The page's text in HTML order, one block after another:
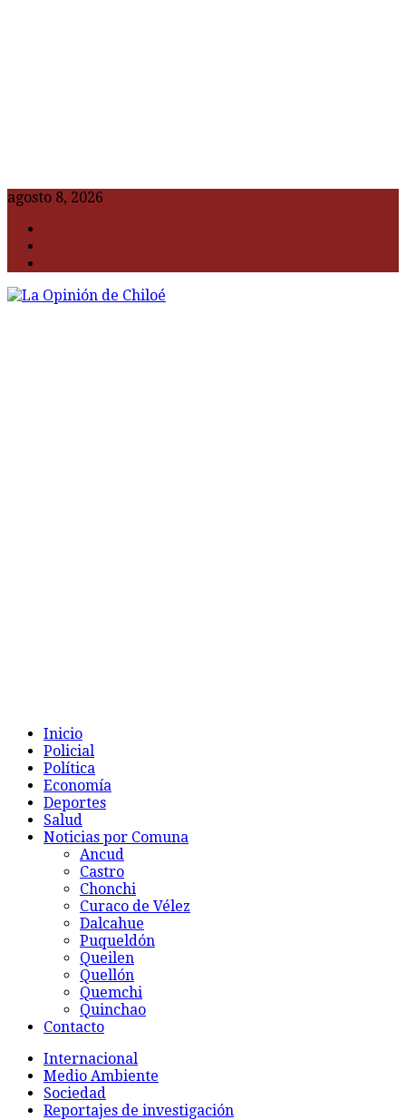
agosto 8, 2026
Inicio
Policial
Política
Economía
Deportes
Salud
Noticias por Comuna
Ancud
Castro
Chonchi
Curaco de Vélez
Dalcahue
Puqueldón
Queilen
Quellón
Quemchi
Quinchao
Contacto
Internacional
Medio Ambiente
Sociedad
Reportajes de investigación